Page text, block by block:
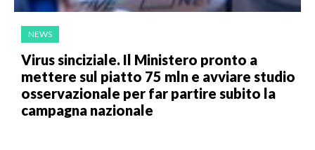
NEWS
Virus sinciziale. Il Ministero pronto a
mettere sul piatto 75 mln e avviare studio
osservazionale per far partire subito la
campagna nazionale